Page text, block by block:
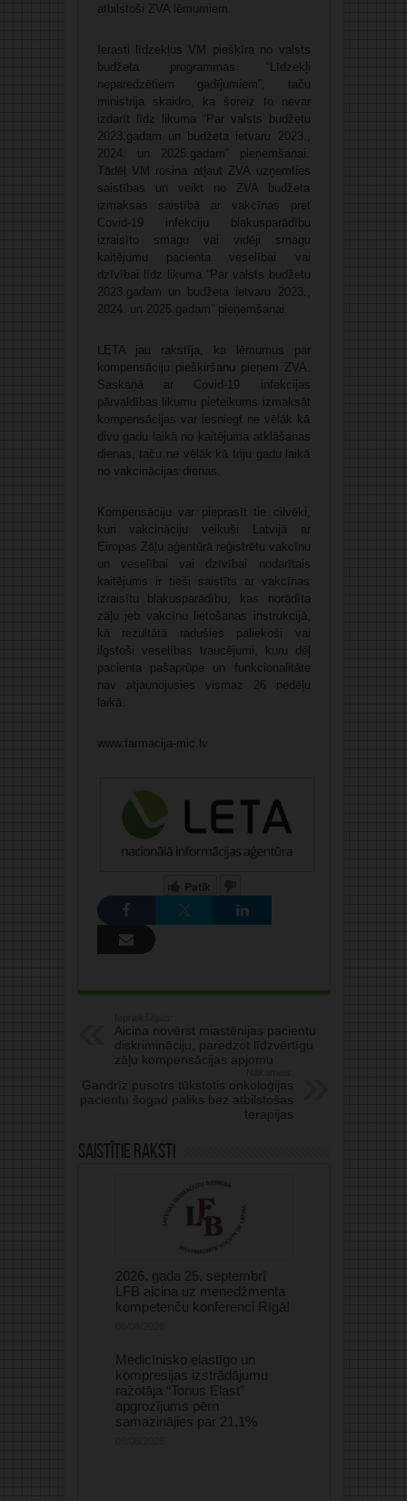
atbilstoši ZVA lēmumiem.
Ierasti līdzekļus VM piešķīra no valsts
budžeta programmas “Līdzekļi
neparedzētiem gadījumiem”, taču
ministrija skaidro, ka šoreiz to nevar
izdarīt līdz likuma “Par valsts budžetu
2023.gadam un budžeta ietvaru 2023.,
2024. un 2025.gadam” pieņemšanai.
Tādēļ VM rosina atļaut ZVA uzņemties
saistības un veikt no ZVA budžeta
izmaksas saistībā ar vakcīnas pret
Covid-19 infekciju blakusparādību
izraisīto smagu vai vidēji smagu
kaitējumu pacienta veselībai vai
dzīvībai līdz likuma “Par valsts budžetu
2023.gadam un budžeta ietvaru 2023.,
2024. un 2025.gadam” pieņemšanai.
LETA jau rakstīja, ka lēmumus par
kompensāciju piešķiršanu pieņem ZVA.
Saskaņā ar Covid-19 infekcijas
pārvaldības likumu pieteikums izmaksāt
kompensācijas var iesniegt ne vēlāk kā
divu gadu laikā no kaitējuma atklāšanas
dienas, taču ne vēlāk kā triju gadu laikā
no vakcinācijas dienas.
Kompensāciju var pieprasīt tie cilvēki,
kuri vakcināciju veikuši Latvijā ar
Eiropas Zāļu aģentūrā reģistrētu vakcīnu
un veselībai vai dzīvībai nodarītais
kaitējums ir tieši saistīts ar vakcīnas
izraisītu blakusparādību, kas norādīta
zāļu jeb vakcīnu lietošanas instrukcijā,
kā rezultātā radušies paliekoši vai
ilgstoši veselības traucējumi, kuru dēļ
pacienta pašaprūpe un funkcionalitāte
nav atjaunojusies vismaz 26 nedēļu
laikā.
www.farmacija-mic.lv
Patīk
Aicina novērst miastēnijas pacientu
diskrimināciju, paredzot līdzvērtīgu
zāļu kompensācijas apjomu
Gandrīz pusotrs tūkstotis onkoloģijas
pacientu šogad paliks bez atbilstošas
terapijas
Saistītie raksti
2026. gada 25. septembrī
LFB aicina uz menedžmenta
kompetenču konferenci Rīgā!
Medicīnisko elastīgo un
kompresijas izstrādājumu
ražotāja “Tonus Elast”
apgrozījums pērn
samazinājies par 21,1%